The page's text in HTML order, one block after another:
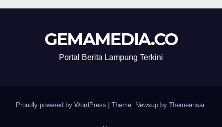
GEMAMEDIA.CO
Portal Berita Lampung Terkini
Proudly powered by WordPress Theme: Newsup by Themeansar.